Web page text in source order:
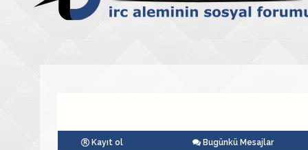
Kayıt ol Bugünkü Mesajlar